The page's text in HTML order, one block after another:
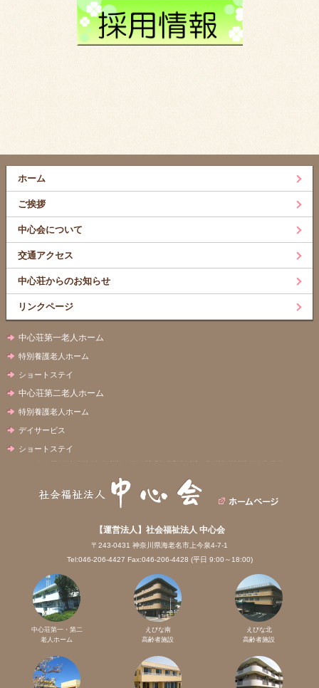
ホーム
ご挨拶
中心会について
交通アクセス
中心荘からのお知らせ
リンクページ
中心荘第一老人ホーム
特別養護老人ホーム
ショートステイ
中心荘第二老人ホーム
特別養護老人ホーム
デイサービス
ショートステイ
【運営法人】社会福祉法人 中心会
〒243-0431 神奈川県海老名市上今泉4-7-1
Tel:046-206-4427 Fax:046-206-4428 (平日 9:00～18:00)
中心荘第一・第二
老人ホーム
えびな南
高齢者施設
えびな北
高齢者施設